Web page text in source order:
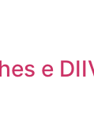
e